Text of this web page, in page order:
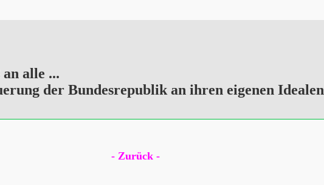
alle ...
der Bundesrepublik an ihren eigenen Idealen
- Zurück -